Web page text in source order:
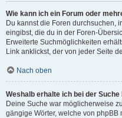
Wie kann ich ein Forum oder
Du kannst die Foren durchsuchen,
eingibst, die du in der Foren-
Erweiterte Suchmöglichkeiten
Link anklickst, der von jeder Seite
Nach oben
Weshalb erhalte ich bei der
Deine Suche war möglicherweise
gängige Wörter, welche von